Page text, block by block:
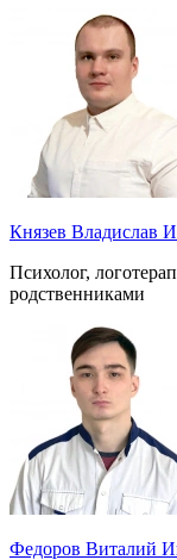
Князев Владислав
Психолог,
родственниками
Федоров Виталий